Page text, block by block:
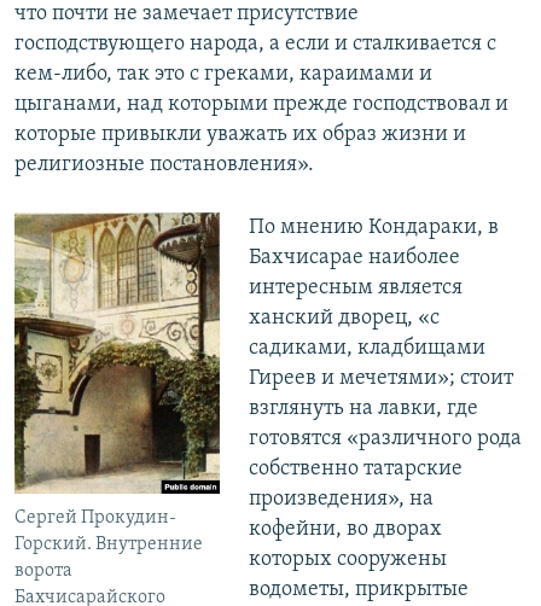
что почти не замечает присутствие
господствующего народа, а если и сталкивается с
кем-либо, так это с греками, караимами и
цыганами, над которыми прежде господствовал и
которые привыкли уважать их образ жизни и
религиозные постановления».
Сергей Прокудин-
Горский. Внутренние
ворота
Бахчисарайского
По мнению Кондараки, в
Бахчисарае наиболее
интересным является
ханский дворец, «с
садиками, кладбищами
Гиреев и мечетями»; стоит
взглянуть на лавки, где
готовятся «различного рода
собственно татарские
произведения», на
кофейни, во дворах
которых сооружены
водометы, прикрытые